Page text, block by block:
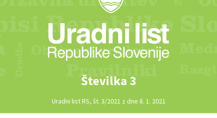
Številka 3
Uradni list RS, št. 3/2021 z dne 8. 1. 2021